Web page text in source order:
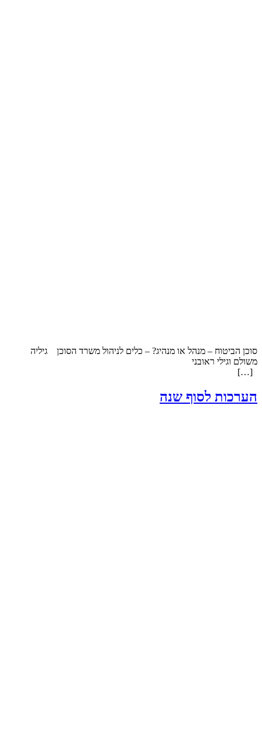
סוכן הביטוח – מנהל או מנהיג? – כלים לניהול משרד הסוכן גיליה
משולם וגילי ראובני
[…]
הערכות לסוף שנה